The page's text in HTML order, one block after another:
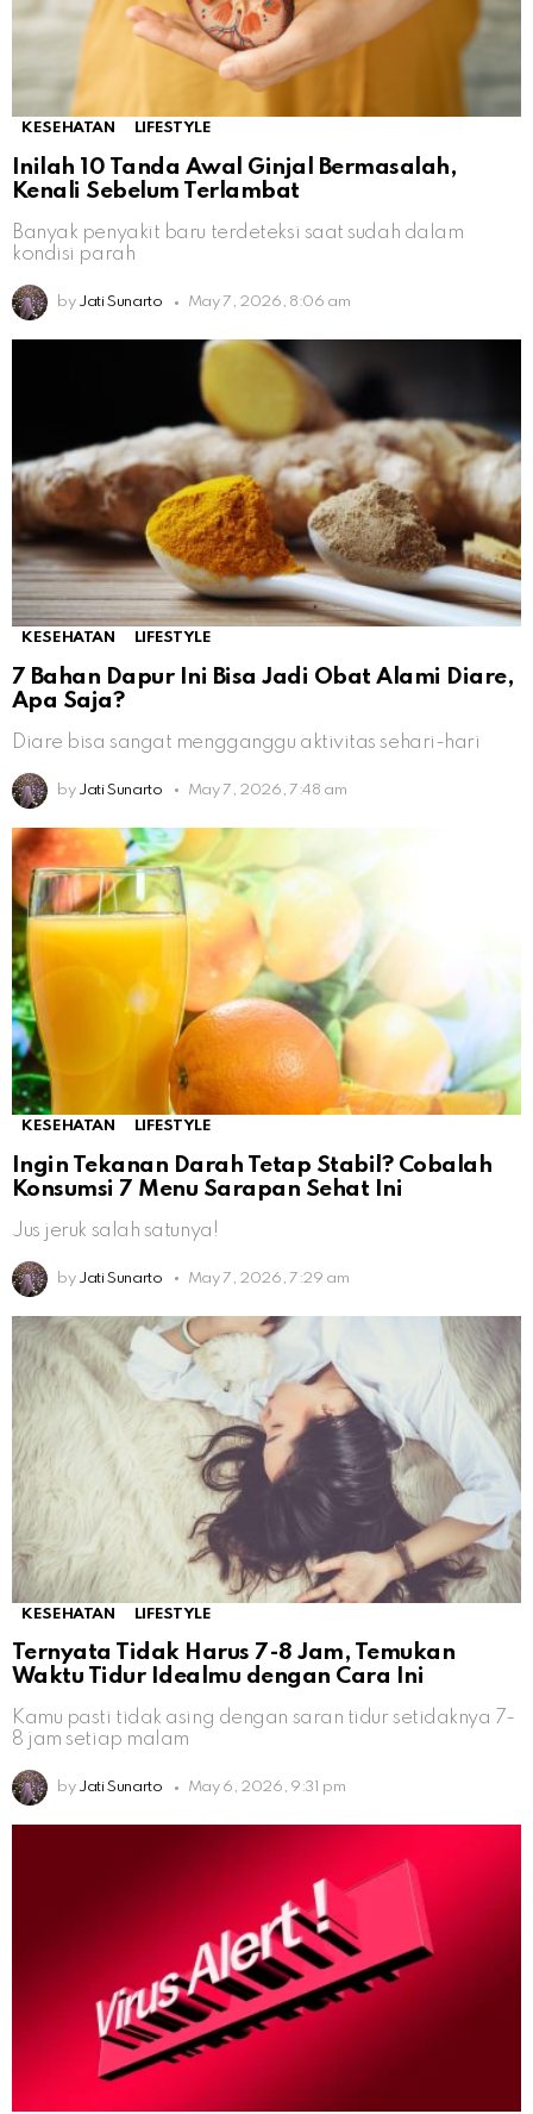
KESEHATAN LIFESTYLE
Inilah 10 Tanda Awal Ginjal Bermasalah,
Kenali Sebelum Terlambat
Banyak penyakit baru terdeteksi saat sudah dalam
kondisi parah
by Jati Sunarto May 7, 2026, 8:06 am
KESEHATAN LIFESTYLE
7 Bahan Dapur Ini Bisa Jadi Obat Alami Diare,
Apa Saja?
Diare bisa sangat mengganggu aktivitas sehari-hari
by Jati Sunarto May 7, 2026, 7:48 am
KESEHATAN LIFESTYLE
Ingin Tekanan Darah Tetap Stabil? Cobalah
Konsumsi 7 Menu Sarapan Sehat Ini
Jus jeruk salah satunya!
by Jati Sunarto May 7, 2026, 7:29 am
KESEHATAN LIFESTYLE
Ternyata Tidak Harus 7-8 Jam, Temukan
Waktu Tidur Idealmu dengan Cara Ini
Kamu pasti tidak asing dengan saran tidur setidaknya 7-
8 jam setiap malam
by Jati Sunarto May 6, 2026, 9:31 pm